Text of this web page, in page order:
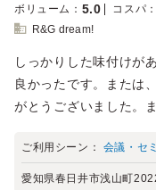
ボリューム ： 5.0 コスパ ：
R&G dream!
しっかりした味付けが
良かったです。または
がとうございました。
ご利用シーン： 会議・セ
愛知県春日井市浅山町